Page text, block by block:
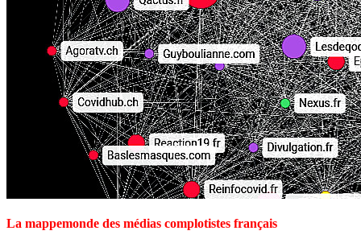
La mappemonde des médias complotistes français